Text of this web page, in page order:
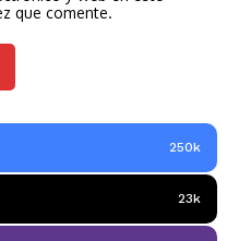
que comente.
250k
23k